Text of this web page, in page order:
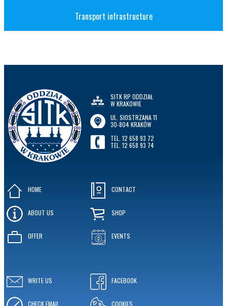
Transport infrastructure
SITK RP ODDZIAŁ
W KRAKOWIE
UL. SIOSTRZANA 11
30-804 KRAKÓW
TEL. 12 658 93 72
TEL. 12 658 93 74
HOME
ABOUT US
OFFER
CONTACT
SHOP
EVENTS
WRITE US
CHECK EMAIL
FACEBOOK
COOKIES